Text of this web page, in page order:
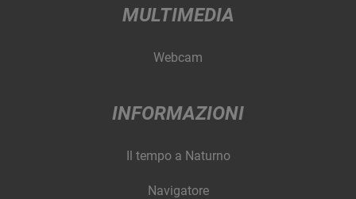
MULTIMEDIA
Webcam
INFORMAZIONI
Il tempo a Naturno
Navigatore